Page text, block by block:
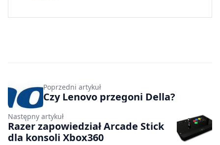
Poprzedni artykuł
Czy Lenovo przegoni Della?
Następny artykuł
Razer zapowiedział Arcade Stick
dla konsoli Xbox360